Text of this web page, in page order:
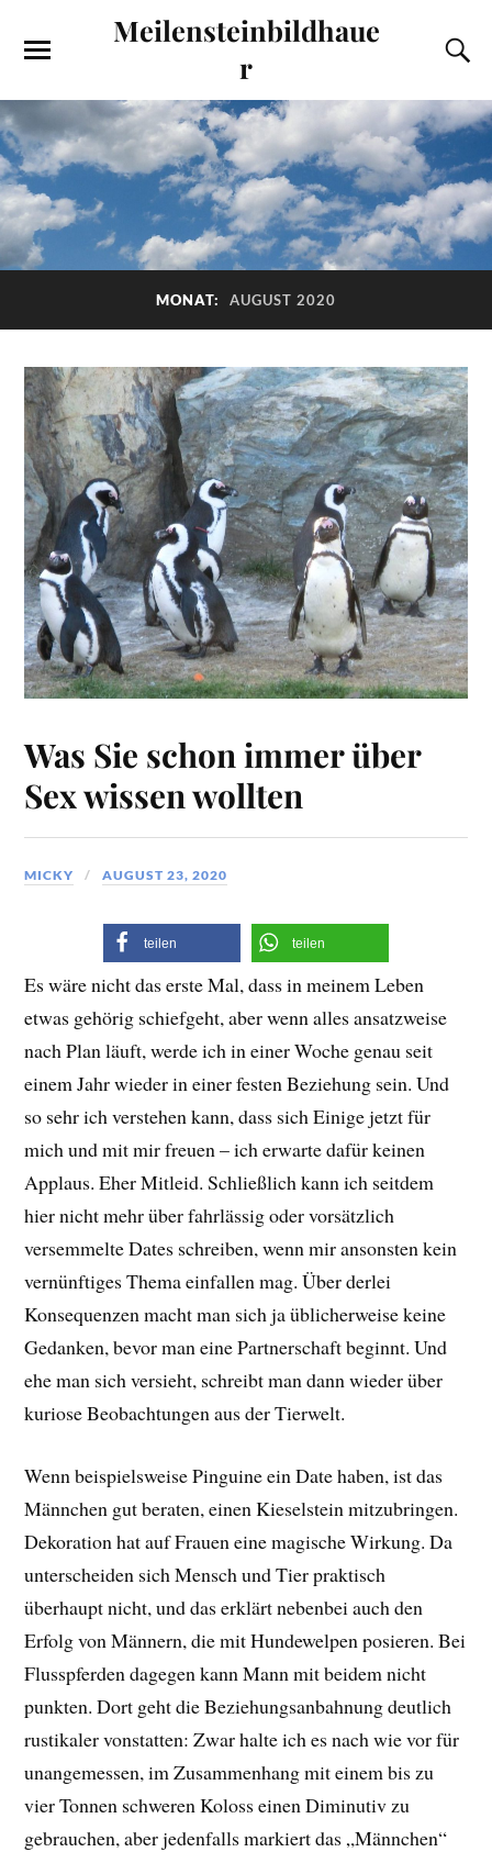
Meilensteinbildhaue
r
MONAT: AUGUST 2020
Was Sie schon immer über
Sex wissen wollten
MICKY AUGUST 23, 2020
teilen teilen
Es wäre nicht das erste Mal, dass in meinem Leben
etwas gehörig schiefgeht, aber wenn alles ansatzweise
nach Plan läuft, werde ich in einer Woche genau seit
einem Jahr wieder in einer festen Beziehung sein. Und
so sehr ich verstehen kann, dass sich Einige jetzt für
mich und mit mir freuen – ich erwarte dafür keinen
Applaus. Eher Mitleid. Schließlich kann ich seitdem
hier nicht mehr über fahrlässig oder vorsätzlich
versemmelte Dates schreiben, wenn mir ansonsten kein
vernünftiges Thema einfallen mag. Über derlei
Konsequenzen macht man sich ja üblicherweise keine
Gedanken, bevor man eine Partnerschaft beginnt. Und
ehe man sich versieht, schreibt man dann wieder über
kuriose Beobachtungen aus der Tierwelt.
Wenn beispielsweise Pinguine ein Date haben, ist das
Männchen gut beraten, einen Kieselstein mitzubringen.
Dekoration hat auf Frauen eine magische Wirkung. Da
unterscheiden sich Mensch und Tier praktisch
überhaupt nicht, und das erklärt nebenbei auch den
Erfolg von Männern, die mit Hundewelpen posieren. Bei
Flusspferden dagegen kann Mann mit beidem nicht
punkten. Dort geht die Beziehungsanbahnung deutlich
rustikaler vonstatten: Zwar halte ich es nach wie vor für
unangemessen, im Zusammenhang mit einem bis zu
vier Tonnen schweren Koloss einen Diminutiv zu
gebrauchen, aber jedenfalls markiert das „Männchen“